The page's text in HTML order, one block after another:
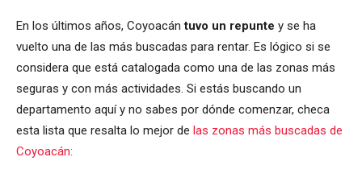
En los últimos años, Coyoacán tuvo un repunte y se ha
vuelto una de las más buscadas para rentar. Es lógico si se
considera que está catalogada como una de las zonas más
seguras y con más actividades. Si estás buscando un
departamento aquí y no sabes por dónde comenzar, checa
esta lista que resalta lo mejor de las zonas más buscadas de
Coyoacán: